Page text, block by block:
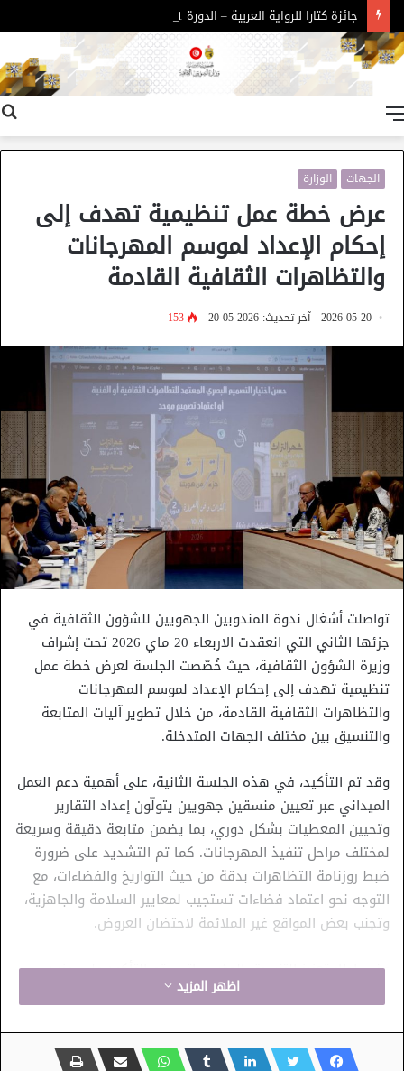
جائزة كتارا للرواية العربية – الدورة 11
الجهات الوزارة
عرض خطة عمل تنظيمية تهدف إلى
إحكام الإعداد لموسم المهرجانات
والتظاهرات الثقافية القادمة
2026-05-20 آخر تحديث: 2026-05-20 153
تواصلت أشغال ندوة المندوبين الجهويين للشؤون الثقافية في
جزئها الثاني التي انعقدت الاربعاء 20 ماي 2026 تحت إشراف
وزيرة الشؤون الثقافية، حيث خُصّصت الجلسة لعرض خطة عمل
تنظيمية تهدف إلى إحكام الإعداد لموسم المهرجانات
والتظاهرات الثقافية القادمة، من خلال تطوير آليات المتابعة
والتنسيق بين مختلف الجهات المتدخلة.
وقد تم التأكيد، في هذه الجلسة الثانية، على أهمية دعم العمل
الميداني عبر تعيين منسقين جهويين يتولّون إعداد التقارير
وتحيين المعطيات بشكل دوري، بما يضمن متابعة دقيقة وسريعة
لمختلف مراحل تنفيذ المهرجانات. كما تم التشديد على ضرورة
ضبط روزنامة التظاهرات بدقة من حيث التواريخ والفضاءات، مع
التوجه نحو اعتماد فضاءات تستجيب لمعايير السلامة والجاهزية،
وتجنب بعض المواقع غير الملائمة لاحتضان العروض.
وفي إطار تعزيز التنسيق المؤسساتي، تم التأكيد على مزيد
تدعيم التواصل مع السادة الولاة بخصوص الجوانب التنظيمية
العروض وضمان حسن الإعداد اللوجستي لها. كما شملت خطة
العمل أيضًا الجانب التحسيسي، من خلال دعم حضور الومضات
اظهر المزيد